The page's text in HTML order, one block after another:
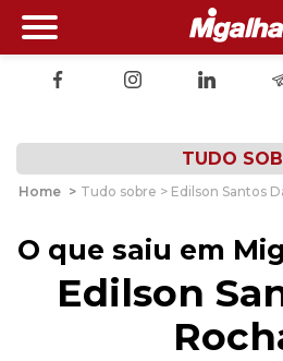
TUDO
Home > Tudo sobre > Edilson Santos
O que saiu em
Edilson